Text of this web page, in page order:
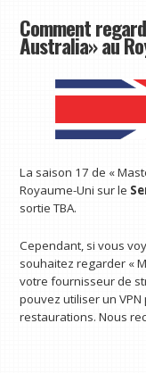
Comment
Australia» au
La saison 17 de «
Royaume-Uni sur le
sortie TBA.
Cependant, si vous
souhaitez regarder «
votre fournisseur de
pouvez utiliser un
restaurations. Nous